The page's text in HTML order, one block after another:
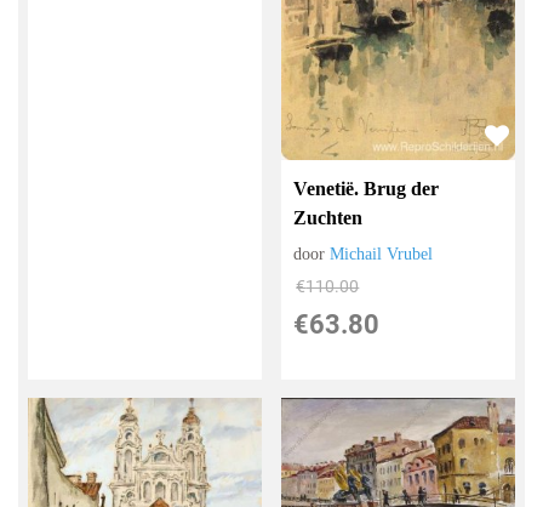
Venetië. Brug der
Zuchten
doorMichail Vrubel
€110.00
€63.80